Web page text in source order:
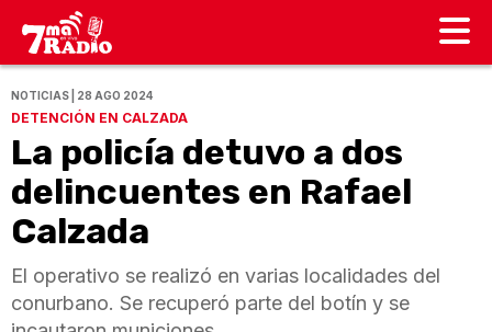
NOTICIAS | 28 AGO 2024
DETENCIÓN EN CALZADA
La policía detuvo a dos
delincuentes en Rafael
Calzada
El operativo se realizó en varias localidades del
conurbano. Se recuperó parte del botín y se